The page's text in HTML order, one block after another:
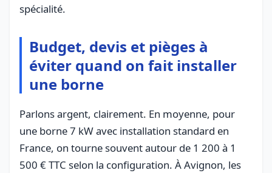
spécialité.
Budget, devis et pièges à
éviter quand on fait installer
une borne
Parlons argent, clairement. En moyenne, pour
une borne 7 kW avec installation standard en
France, on tourne souvent autour de 1 200 à 1
500 € TTC selon la configuration. À Avignon, les